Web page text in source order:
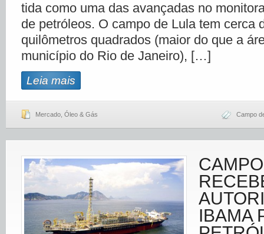
tida como uma das avançadas no
de petróleos. O campo de Lula tem cerca
quilômetros quadrados (maior do que a
município do Rio de Janeiro), […]
Leia mais
Mercado Óleo & Gás Campo
IBAMA